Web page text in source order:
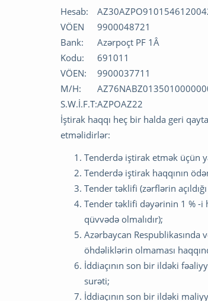
Hesab:
VÖEN
9900048721
Bank:
Azərpoçt PF 1Â
Kodu:
691011
VÖEN:
9900037711
M/H:
S.W.İ.F.T:AZPOAZ22
İştirak haqqı heç bir halda geri
etməlidirlər:
Tenderdə iştirak etmək üçün
Tenderdə iştirak haqqının
Tender təklifi (zərflərin
Tender təklifi dəyərinin 1 % -i
qüvvədə olmalıdır);
Azərbaycan
öhdəliklərin olmaması
İddiaçının son bir ildəki
surəti;
İddiaçının son bir ildəki